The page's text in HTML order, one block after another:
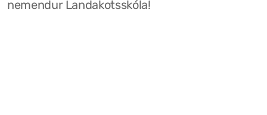
nemendur Landakotsskóla!